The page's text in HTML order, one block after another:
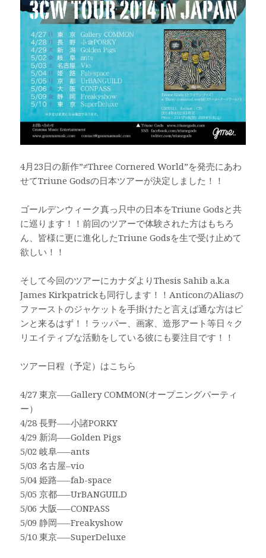
4月23日の新作”≠Three Cornered World”を発売にあわ
せてTriune Godsの日本ツアーが決定しました！！
ゴールデンウィーク真っ只中の日本をTriune Godsと共
に巡ります！！前回のツアーで体験された方はもちろ
ん、皆様に更に進化したTriune Godsを生で受け止めて
欲しい！！
そして今回のツアーにカナダよりThesis Sahib a.k.a
James Kirkpatrickも同行します！！AnticonのAliasの
ファーストのジャケットを手掛けたと言えば通な方はピ
ンと来るはず！！ラッパー、画家、造形アート等日々ク
リエイティブな活動をしている彼にも要注目です！！
ツアー日程（予定）はこちら
4/27 東京—–Gallery COMMON(オープニングパーティ
ー）
4/28 長野—–小諸PORKY
4/29 新潟—–Golden Pigs
5/02 岐阜—–ants
5/03 名古屋–vio
5/04 姫路—–fab-space
5/05 京都—–UrBANGUILD
5/06 大阪—–CONPASS
5/09 静岡—–Freakyshow
5/10 東京—–SuperDeluxe